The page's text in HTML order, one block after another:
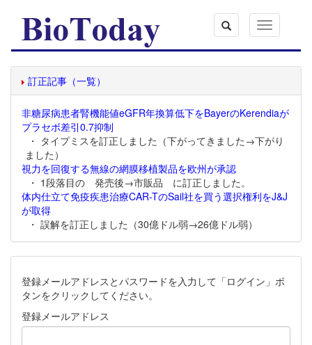
Toggle
navigation
訂正記事（一覧）
非糖尿病患者腎機能値eGFR年換算低下をBayerのKerendiaが
プラセボ差引0.7抑制
・ タイプミスを訂正しました（下がってきました→下がり
ました）
視力を回復する無線の網膜移植製品を欧州が承認
・ 1段落目の 発売後→市販品 に訂正しました。
体内仕立て免疫疾患治療CAR-TのSail社を買う選択権利をJ&J
が取得
・ 誤解を訂正しました（30億ドル弱→26億ドル弱）
登録メールアドレスとパスワードを入力して「ログイン」ボ
タンをクリックしてください。
登録メールアドレス